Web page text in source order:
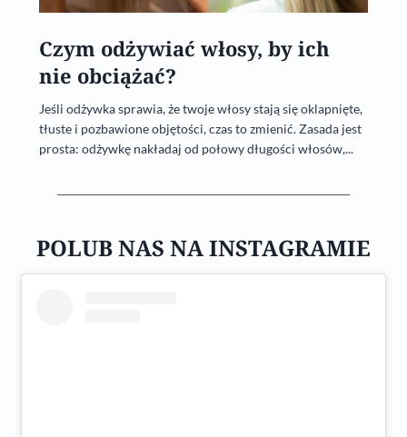
Czym odżywiać włosy, by ich
nie obciążać?
Jeśli odżywka sprawia, że twoje włosy stają się oklapnięte,
tłuste i pozbawione objętości, czas to zmienić. Zasada jest
prosta: odżywkę nakładaj od połowy długości włosów,...
POLUB NAS NA INSTAGRAMIE